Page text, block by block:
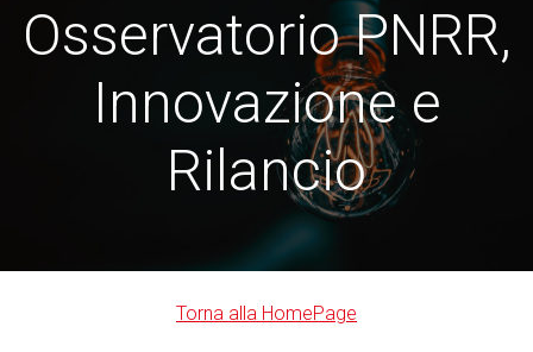
Osservatorio PNRR,
Innovazione e
Rilancio
Torna alla HomePage